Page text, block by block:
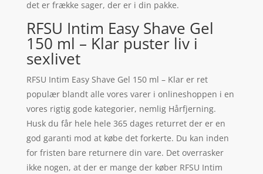
det er frække sager, der er i din pakke.
RFSU Intim Easy Shave Gel
150 ml – Klar puster liv i
sexlivet
RFSU Intim Easy Shave Gel 150 ml – Klar er ret
populær blandt alle vores varer i onlineshoppen i en
vores rigtig gode kategorier, nemlig Hårfjerning.
Husk du får hele hele 365 dages returret der er en
god garanti mod at købe det forkerte. Du kan inden
for fristen bare returnere din vare. Det overrasker
ikke nogen, at der er mange der køber RFSU Intim